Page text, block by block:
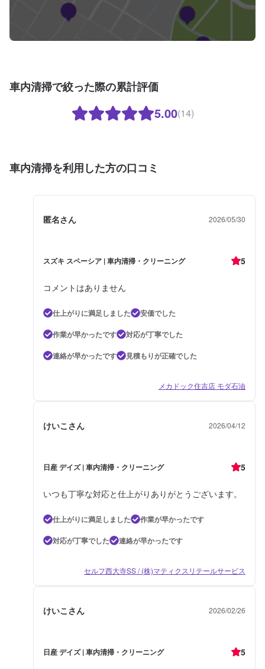
車内清掃で絞った際の累計評価
5.00(14)
車内清掃を利用した方の口コミ
匿名さん 2026/05/30
スズキ スペーシア | 車内清掃・クリーニング 5
コメントはありません
仕上がりに満足しました
安価でした
作業が早かったです
対応が丁寧でした
連絡が早かったです
見積もりが正確でした
メカドック住吉店 モダ石油
けいこさん 2026/04/12
日産 デイズ | 車内清掃・クリーニング 5
いつも丁寧な対応と仕上がりありがとうございます。
仕上がりに満足しました
作業が早かったです
対応が丁寧でした
連絡が早かったです
セルフ西大寺SS / (株)マティクスリテールサービス
けいこさん 2026/02/26
日産 デイズ | 車内清掃・クリーニング 5